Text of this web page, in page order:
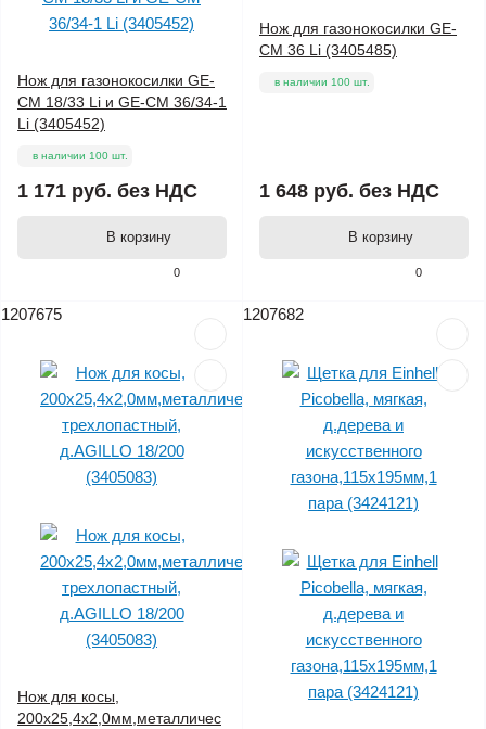
0
Нож для газонокосилки GE-
CM 18/33 Li и GE-CM 36/34-1
Li (3405452)
в наличии 100 шт.
1 171 руб. без НДС
В корзину
0
Нож для газонокосилки GE-
CM 36 Li (3405485)
в наличии 100 шт.
1 648 руб. без НДС
В корзину
1207675
Нож для косы,
200х25,4х2,0мм,металличес
1207682